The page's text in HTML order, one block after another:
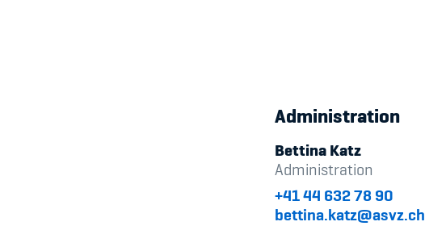
Administration
Bettina Katz
Administration
+41 44 632 78 90
bettina.katz@asvz.ch